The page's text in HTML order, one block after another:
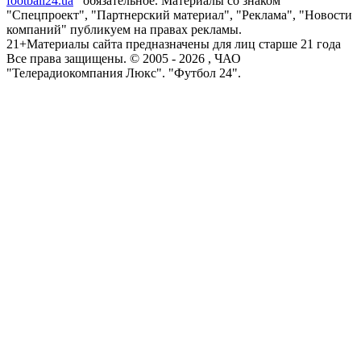
"Спецпроект", "Партнерский материал", "Реклама", "Новости
компаний" публикуем на правах рекламы.
21+Материалы сайта предназначены для лиц старше 21 года
Все права защищены. © 2005 - 2026 , ЧАО
"Телерадиокомпания Люкс". "Футбол 24".